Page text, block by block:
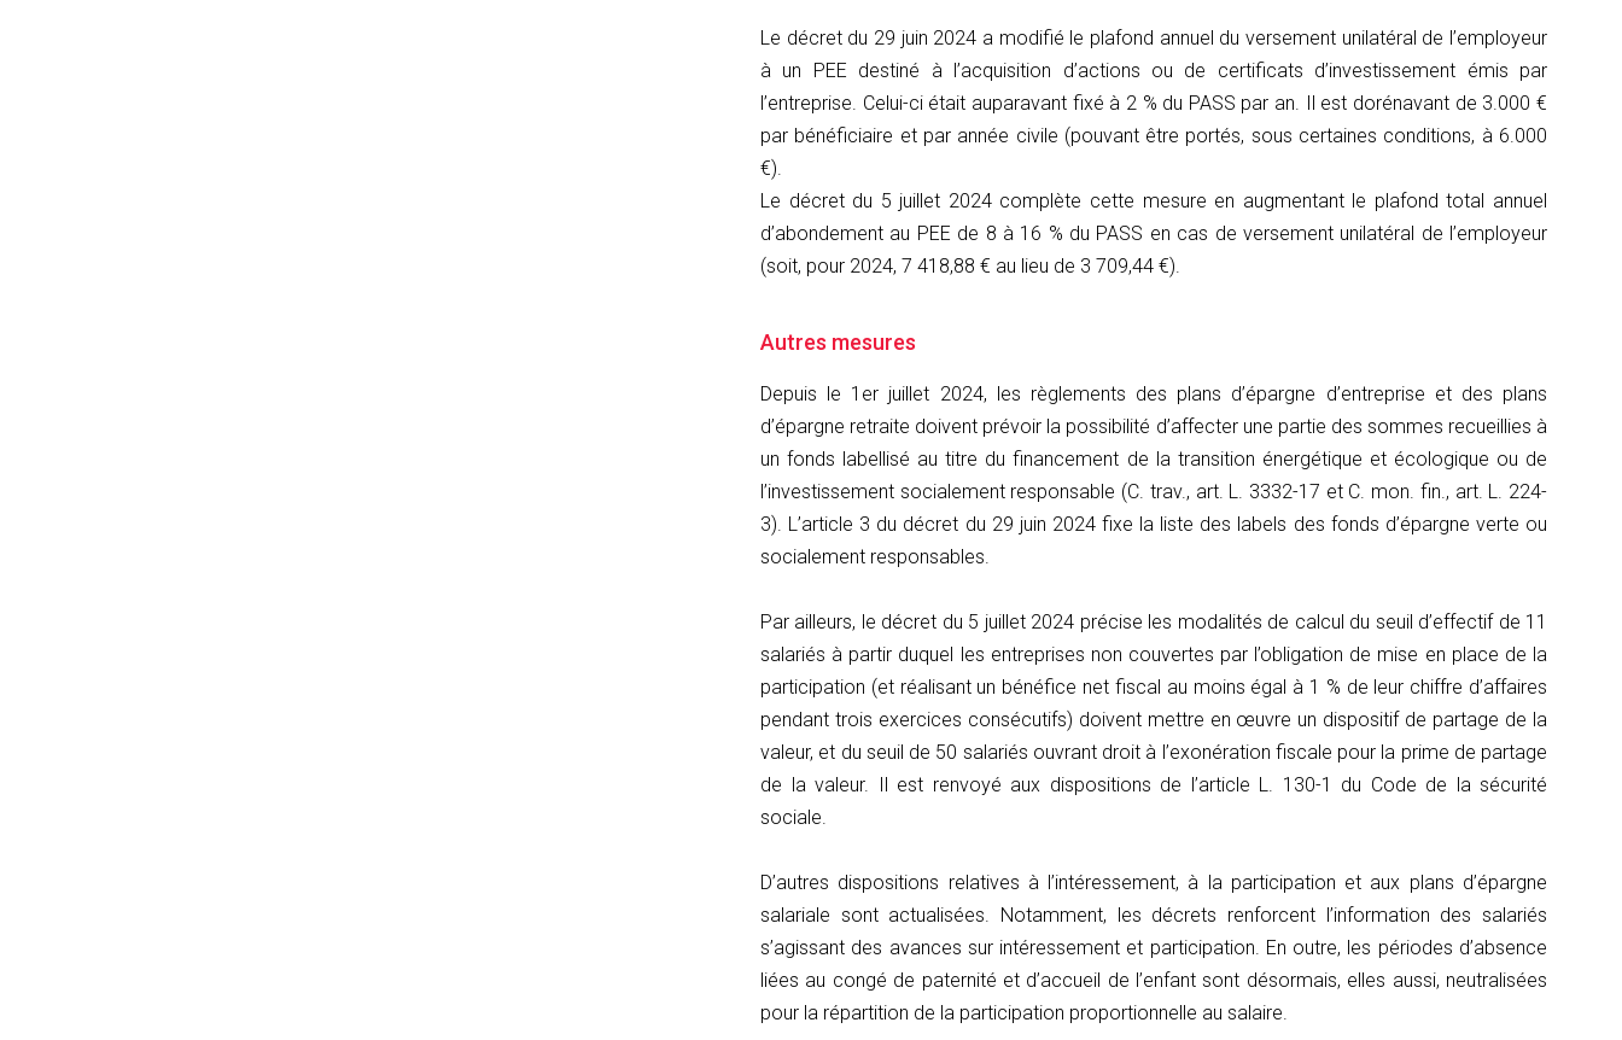
Le décret du 29 juin 2024 a modifié le plafond annuel du versement unilatéral de l’employeur
à un PEE destiné à l’acquisition d’actions ou de certificats d’investissement émis par
l’entreprise. Celui-ci était auparavant fixé à 2 % du PASS par an. Il est dorénavant de 3.000 €
par bénéficiaire et par année civile (pouvant être portés, sous certaines conditions, à 6.000
€).
Le décret du 5 juillet 2024 complète cette mesure en augmentant le plafond total annuel
d’abondement au PEE de 8 à 16 % du PASS en cas de versement unilatéral de l’employeur
(soit, pour 2024, 7 418,88 € au lieu de 3 709,44 €).
Autres mesures
Depuis le 1er juillet 2024, les règlements des plans d’épargne d’entreprise et des plans
d’épargne retraite doivent prévoir la possibilité d’affecter une partie des sommes recueillies à
un fonds labellisé au titre du financement de la transition énergétique et écologique ou de
l’investissement socialement responsable (C. trav., art. L. 3332-17 et C. mon. fin., art. L. 224-
3). L’article 3 du décret du 29 juin 2024 fixe la liste des labels des fonds d’épargne verte ou
socialement responsables.
Par ailleurs, le décret du 5 juillet 2024 précise les modalités de calcul du seuil d’effectif de 11
salariés à partir duquel les entreprises non couvertes par l’obligation de mise en place de la
participation (et réalisant un bénéfice net fiscal au moins égal à 1 % de leur chiffre d’affaires
pendant trois exercices consécutifs) doivent mettre en œuvre un dispositif de partage de la
valeur, et du seuil de 50 salariés ouvrant droit à l’exonération fiscale pour la prime de partage
de la valeur. Il est renvoyé aux dispositions de l’article L. 130-1 du Code de la sécurité
sociale.
D’autres dispositions relatives à l’intéressement, à la participation et aux plans d’épargne
salariale sont actualisées. Notamment, les décrets renforcent l’information des salariés
s’agissant des avances sur intéressement et participation. En outre, les périodes d’absence
liées au congé de paternité et d’accueil de l’enfant sont désormais, elles aussi, neutralisées
pour la répartition de la participation proportionnelle au salaire.